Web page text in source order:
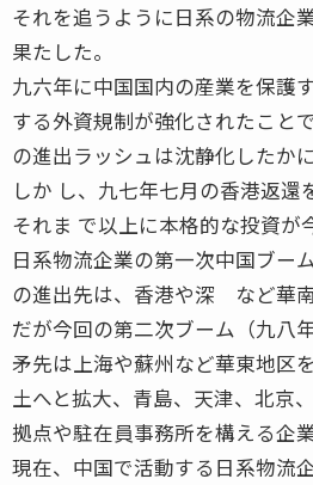
それを追うように日系の物流企
果たした。
九六年に中国国内の産業を保護
する外資規制が強化されたこと
の進出ラッシュは沈静化したかに
しか し、九七年七月の香港返還
それま で以上に本格的な投資が
日系物流企業の第一次中国ブー
の進出先は、香港や深 など華南
だが今回の第二次ブーム（九八
矛先は上海や蘇州など華東地区
土へと拡大、青島、天津、北京
拠点や駐在員事務所を構える企
現在、中国で活動する日系物流